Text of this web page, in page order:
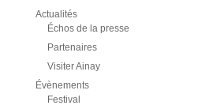
Actualités
Échos de la presse
Partenaires
Visiter Ainay
Évènements
Festival